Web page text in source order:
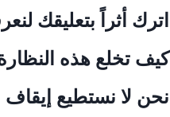
‏اترك أثراً بتعليقك
‏كيف تخلع هذه النظارة؟
‏نحن لا نستطيع إيقاف